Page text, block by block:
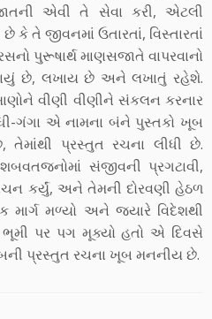
એવી તે સેવા કરી, એટલી
કે તે જીવનમાં ઉતારતાં, વિસ્તારતાં
પુરૂષાર્થ માણસજાતે વાપરવાનો
છે, લખાય છે અને લખાતું રહેશે.
વીણી વીણીને સંકલન કરનાર
ગંગા એ નામના બંને પુસ્તકો ખૂબ
પ્રસ્તુત રચના લીધી છે.
સંજીવની પ્રગટાવી,
કર્યું, અને તેમની દોરવણી હેઠળ
મળ્યો અને જ્યારે વિદેશથી
ભૂમી પર પગ મૂક્યો હતો એ દિવસે
પ્રસ્તુત રચના ખૂબ મનનીય છે.